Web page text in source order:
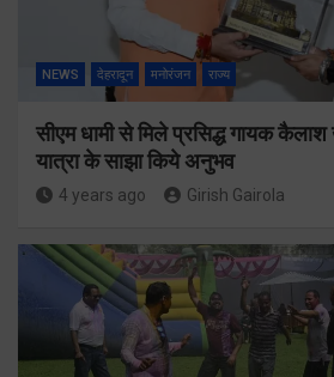
NEWS देहरादून मनोरंजन राज्य
सीएम धामी से मिले प्रसिद्ध गायक
यात्रा के साझा किये अनुभव
4 years ago Girish Gairola